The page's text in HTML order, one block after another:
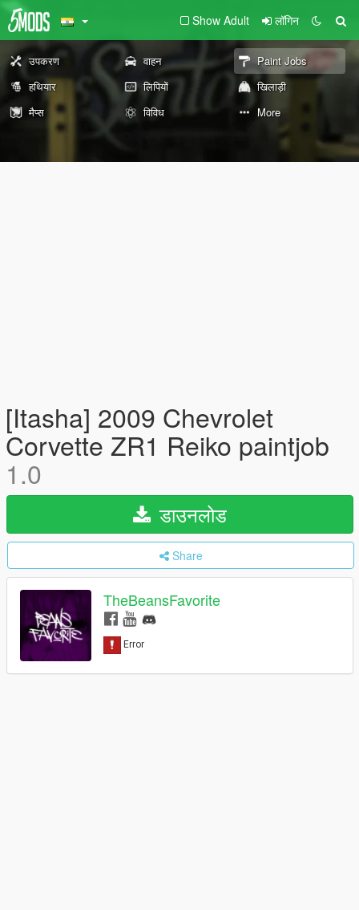
Show Adult लॉगिन
उपकरण वाहन
Paint Jobs
हथियार
लिपियों
खिलाड़ी
मैप्स
विविध More
[Itasha] 2009 Chevrolet
Corvette ZR1 Reiko paintjob
1.0
डाउनलोड
Share
TheBeansFavorite